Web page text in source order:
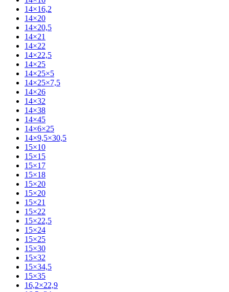
14×16,2
14×20
14×20,5
14×21
14×22
14×22,5
14×25
14×25×5
14×25×7,5
14×26
14×32
14×38
14×45
14×6×25
14×9,5×30,5
15×10
15×15
15×17
15×18
15×20
15×20
15×21
15×22
15×22,5
15×24
15×25
15×30
15×32
15×34,5
15×35
16,2×22,9